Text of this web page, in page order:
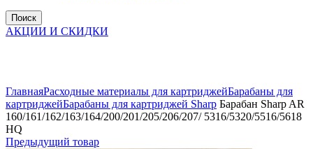
Поиск
АКЦИИ И СКИДКИ
ГлавнаяРасходные материалы для картриджейБарабаны для
картриджейБарабаны для картриджей Sharp Барабан Sharp AR
160/161/162/163/164/200/201/205/206/207/ 5316/5320/5516/5618
HQ
Предыдущий товар